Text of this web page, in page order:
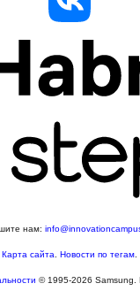
нам:
Карта сайта Новости по тегам
© 1995-2026